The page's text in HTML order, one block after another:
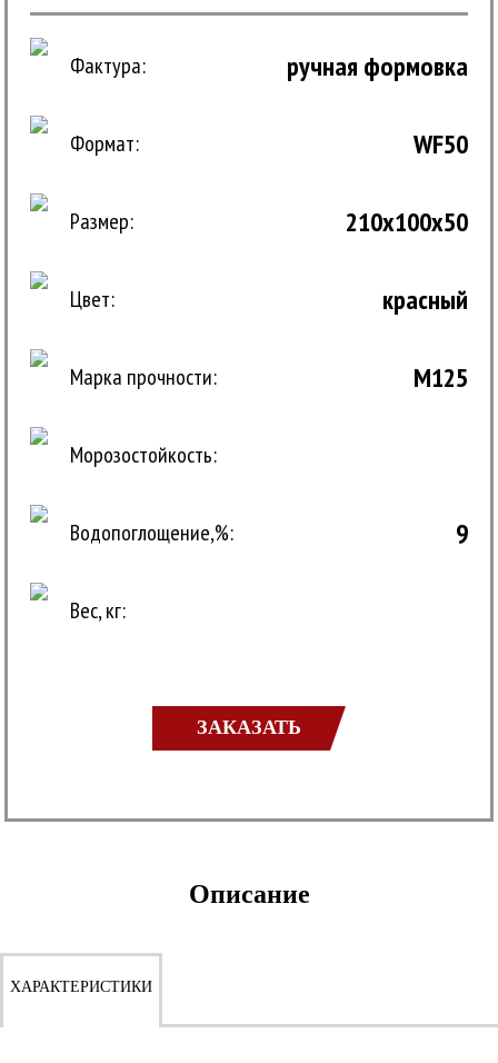
Фактура: ручная формовка
Формат: WF50
Размер: 210x100x50
Цвет: красный
Марка прочности: M125
Морозостойкость:
Водопоглощение,%: 9
Вес, кг:
ЗАКАЗАТЬ
Описание
ХАРАКТЕРИСТИКИ